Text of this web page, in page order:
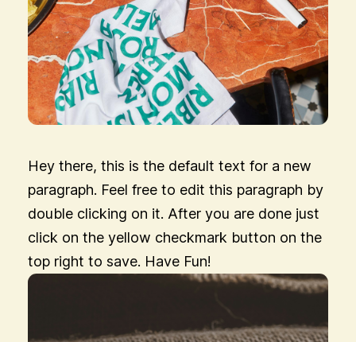
Hey there, this is the default text for a new
paragraph. Feel free to edit this paragraph by
double clicking on it. After you are done just
click on the yellow checkmark button on the
top right to save. Have Fun!